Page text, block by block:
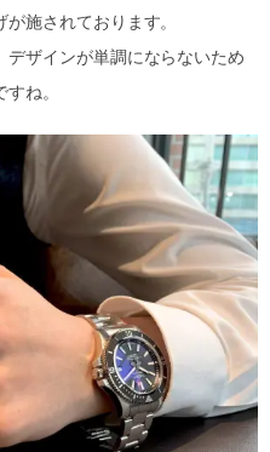
施されております。
デザインが単調にならないため
ね。